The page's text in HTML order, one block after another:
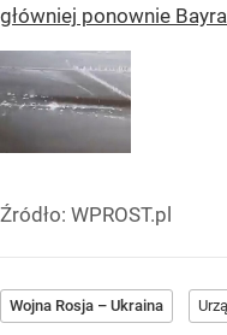
główniej ponownie
Źródło: WPROST.pl
Wojna Rosja – Ukraina